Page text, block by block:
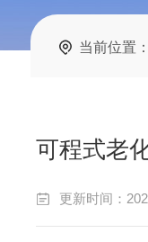
当前位置：
可程式老
更新时间：